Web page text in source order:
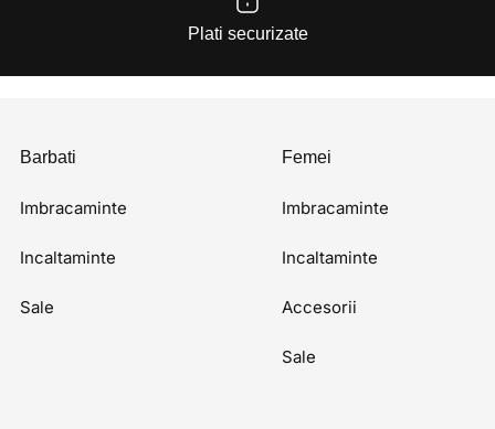
Plati securizate
Barbati
Imbracaminte
Incaltaminte
Sale
Femei
Imbracaminte
Incaltaminte
Accesorii
Sale